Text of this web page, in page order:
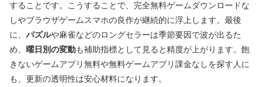
することです。こうすることで、完全無料ゲームダウンロードな
しやブラウザゲームスマホの良作が継続的に浮上します。最後
に、 パズルや麻雀などのロングセラーは季節要因で波が出るた
め、 曜日別の変動も補助指標として見ると精度が上がります。飽
きないゲームアプリ無料や無料ゲームアプリ課金なしを探す人に
も、更新の透明性は安心材料になります。